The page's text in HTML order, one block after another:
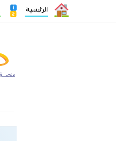
الرئيسية